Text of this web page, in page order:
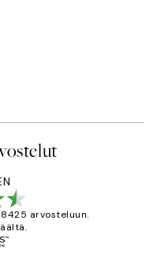
arvosteluun.